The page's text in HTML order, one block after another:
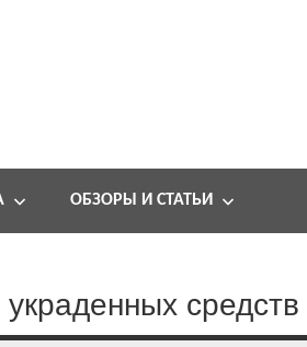
ОБЗОРЫ И СТАТЬИ
средств